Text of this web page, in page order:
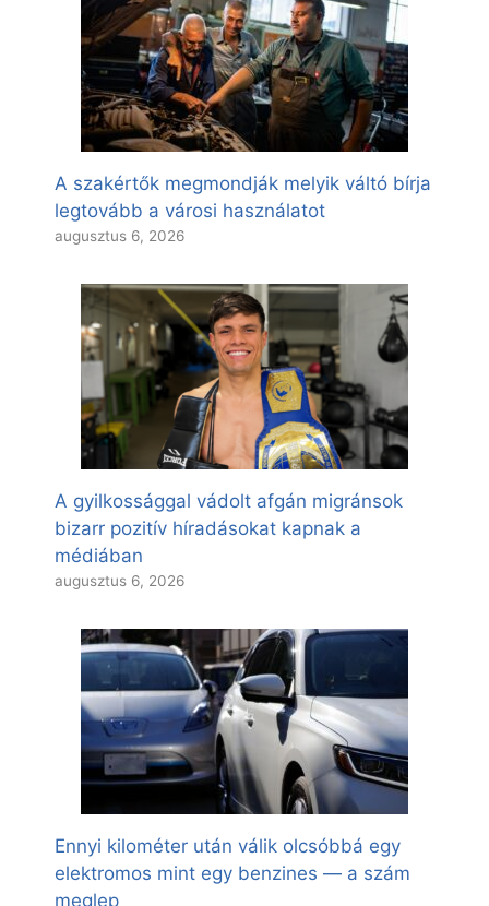
A szakértők megmondják melyik váltó bírja
legtovább a városi használatot
augusztus 6, 2026
A gyilkossággal vádolt afgán migránsok
bizarr pozitív híradásokat kapnak a
médiában
augusztus 6, 2026
Ennyi kilométer után válik olcsóbbá egy
elektromos mint egy benzines — a szám
meglep